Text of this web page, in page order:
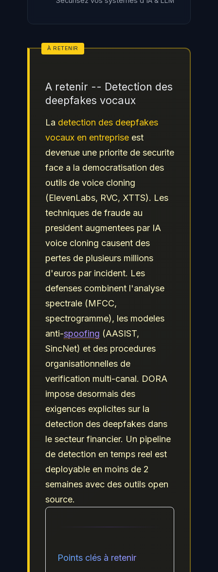
A retenir -- Detection des
deepfakes vocaux
La detection des deepfakes
vocaux en entreprise est
devenue une priorite de securite
face a la democratisation des
outils de voice cloning
(ElevenLabs, RVC, XTTS). Les
techniques de fraude au
president augmentees par IA
voice cloning causent des
pertes de plusieurs millions
d'euros par incident. Les
defenses combinent l'analyse
spectrale (MFCC,
spectrogramme), les modeles
anti-spoofing (AASIST,
SincNet) et des procedures
organisationnelles de
verification multi-canal. DORA
impose desormais des
exigences explicites sur la
detection des deepfakes dans
le secteur financier. Un pipeline
de detection en temps reel est
deployable en moins de 2
semaines avec des outils open
source.
Points clés à retenir